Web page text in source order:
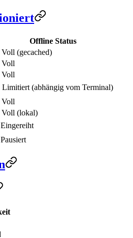
Offline Status
Voll (gecached)
Voll
Voll
(abhängig vom Terminal)
Voll
Voll (lokal)
Eingereiht